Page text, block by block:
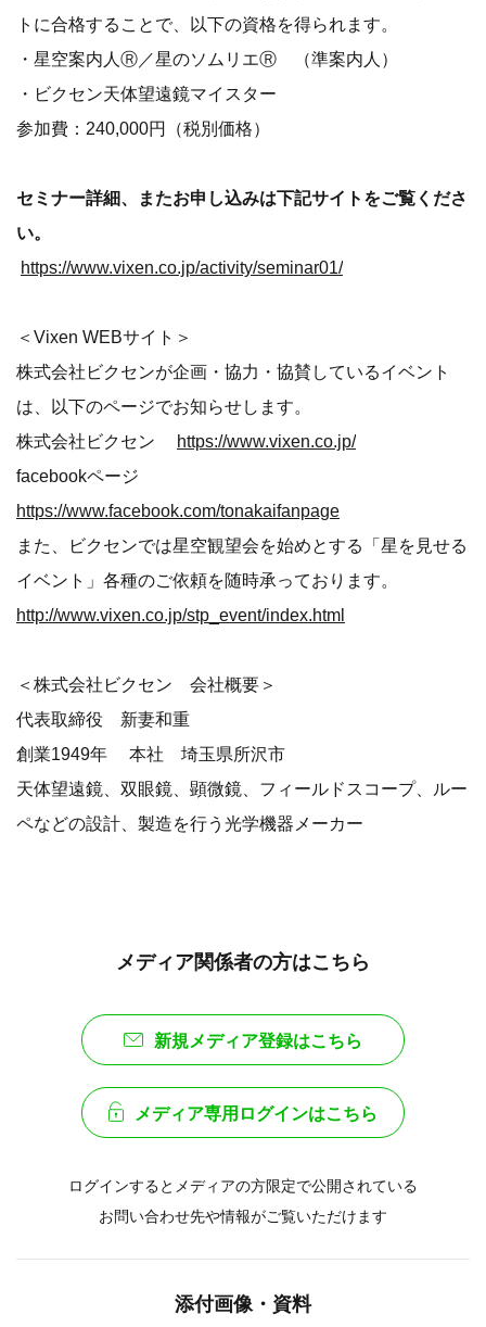
トに合格することで、以下の資格を得られます。
・星空案内人Ⓡ／星のソムリエⓇ （準案内人）
・ビクセン天体望遠鏡マイスター
参加費：240,000円（税別価格）
セミナー詳細、またお申し込みは下記サイトをご覧くださ
い。
https://www.vixen.co.jp/activity/seminar01/
＜Vixen WEBサイト＞
株式会社ビクセンが企画・協力・協賛しているイベント
は、以下のページでお知らせします。
株式会社ビクセン https://www.vixen.co.jp/
facebookページ
https://www.facebook.com/tonakaifanpage
また、ビクセンでは星空観望会を始めとする「星を見せる
イベント」各種のご依頼を随時承っております。
http://www.vixen.co.jp/stp_event/index.html
＜株式会社ビクセン 会社概要＞
代表取締役 新妻和重
創業1949年 本社 埼玉県所沢市
天体望遠鏡、双眼鏡、顕微鏡、フィールドスコープ、ルー
ペなどの設計、製造を行う光学機器メーカー
メディア関係者の方はこちら
新規メディア登録はこちら
メディア専用ログインはこちら
ログインするとメディアの方限定で公開されている
お問い合わせ先や情報がご覧いただけます
添付画像・資料